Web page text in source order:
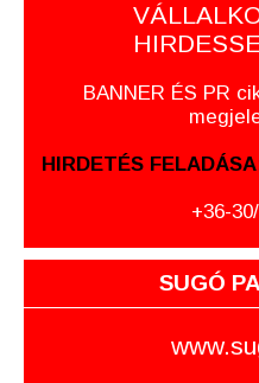
BANNER ÉS PR
HIRDETÉS
+36-
SUGÓ